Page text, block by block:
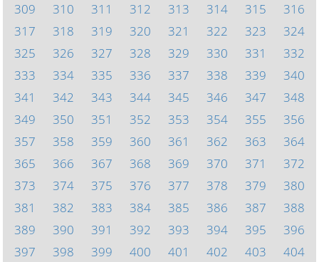
309
310 311 312 313 314 315
316
317
318 319 320 321 322 323
324
325
326 327 328 329 330 331
332
333
334 335 336 337 338 339
340
341
342 343 344 345 346 347
348
349
350 351 352 353 354 355
356
357
358 359 360 361 362 363
364
365
366 367 368 369 370 371
372
373
374 375 376 377 378 379
380
381
382 383 384 385 386 387
388
389
390 391 392 393 394 395
396
397
398 399 400 401 402 403 404